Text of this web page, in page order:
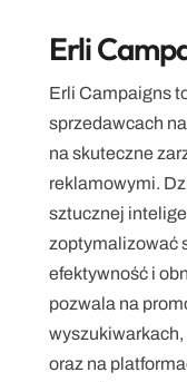
Erli
Erli Campaigns
sprzedawcach
na skuteczne
reklamowymi.
sztucznej
zoptymalizować
efektywność i
pozwala na
wyszukiwarkach,
oraz na